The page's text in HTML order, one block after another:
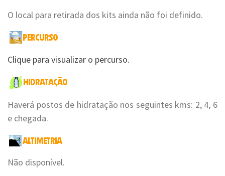
O local para retirada dos kits ainda não foi definido.
Clique para visualizar o percurso.
Haverá postos de hidratação nos seguintes kms: 2, 4, 6
e chegada.
Não disponível.